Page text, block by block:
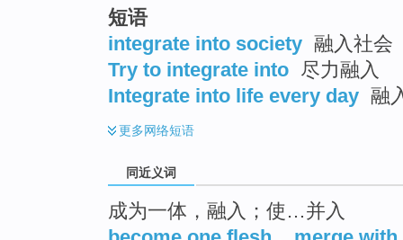
短语
integrate into society 融入社会
Try to integrate into 尽力融入
Integrate into life every day 融
更多网络短语
同近义词
成为一体，融入；使…并入